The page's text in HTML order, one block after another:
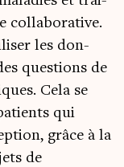
col­la­bo­ra­tive.
les don­
ques­tions de
Cela se
qui
grâce à la
de